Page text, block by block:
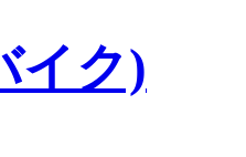
イク)